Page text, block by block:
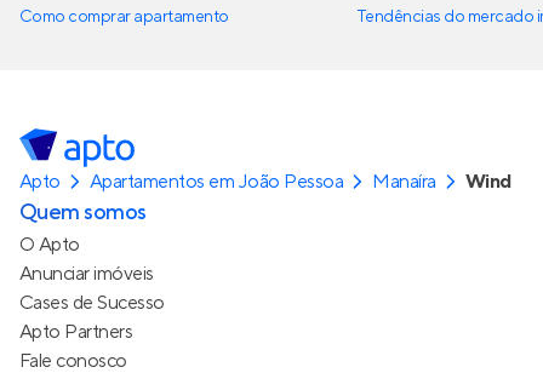
Como comprar apartamento
Tendências do mercado
Apto Apartamentos em João Pessoa Manaíra Wind
Quem somos
O Apto
Anunciar imóveis
Cases de Sucesso
Apto Partners
Fale conosco